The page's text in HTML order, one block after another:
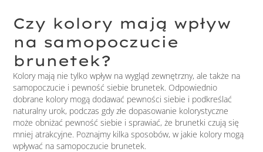
Czy kolory mają wpływ
na samopoczucie
brunetek?
Kolory mają nie tylko wpływ na wygląd zewnętrzny, ale także na
samopoczucie i pewność siebie brunetek. Odpowiednio
dobrane kolory mogą dodawać pewności siebie i podkreślać
naturalny urok, podczas gdy złe dopasowanie kolorystyczne
może obniżać pewność siebie i sprawiać, że brunetki czują się
mniej atrakcyjne. Poznajmy kilka sposobów, w jakie kolory mogą
wpływać na samopoczucie brunetek.